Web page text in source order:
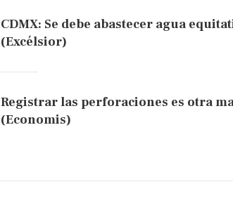
CDMX: Se debe abastecer agua
(Excélsior)
Registrar las perforaciones es otra
(Economis)